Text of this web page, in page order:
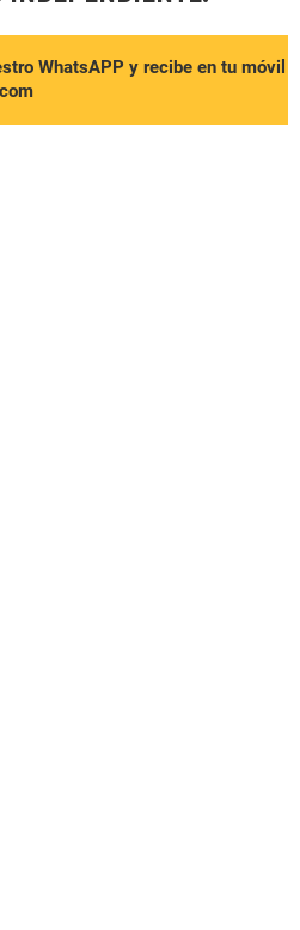
WhatsAPP y recibe en tu móvil